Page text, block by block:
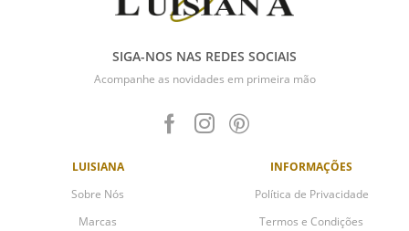
LUISIANA
Sobre Nós
Marcas
INFORMAÇÕES
Política de Privacidade
Termos e Condições
SIGA-NOS NAS REDES SOCIAIS
Acompanhe as novidades em primeira mão